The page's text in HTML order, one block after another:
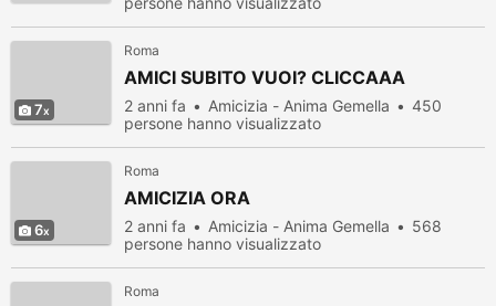
7
Roma
AMICI SUBITO VUOI? CLICCAAA
2 anni fa Amicizia - Anima Gemella
450
persone hanno visualizzato
6
Roma
AMICIZIA ORA
2 anni fa Amicizia - Anima Gemella
568
persone hanno visualizzato
Roma